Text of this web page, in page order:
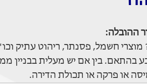
ההובלה:
חשמל, פסנתר, ריהוט עתיק וכו'
בהתאם. בין אם יש מעלית בבניין
או פרקה או תכולת הדירה.